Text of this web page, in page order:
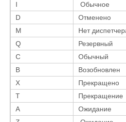
I
Обычное
D
Отменено
M
Нет
Q
Резервный
C
Обычный
B
Возобновлен
X
Прекращено
T
Прекращение
A
Ожидание